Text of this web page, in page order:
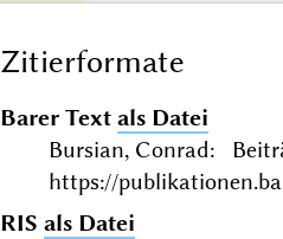
Zitierformate
Barer Text als Datei
Bursian, Conrad:
https://
RIS als Datei